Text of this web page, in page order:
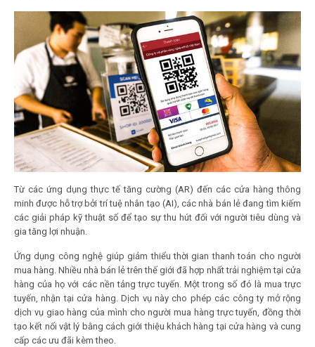
Từ các ứng dụng thực tế tăng cường (AR) đến các cửa hàng thông
minh được hỗ trợ bởi trí tuệ nhân tạo (AI), các nhà bán lẻ đang tìm kiếm
các giải pháp kỹ thuật số để tạo sự thu hút đối với người tiêu dùng và
gia tăng lợi nhuận.
Ứng dụng công nghệ giúp giảm thiểu thời gian thanh toán cho người
mua hàng. Nhiều nhà bán lẻ trên thế giới đã hợp nhất trải nghiệm tại cửa
hàng của họ với các nền tảng trực tuyến. Một trong số đó là mua trực
tuyến, nhận tại cửa hàng. Dịch vụ này cho phép các công ty mở rộng
dịch vụ giao hàng của mình cho người mua hàng trực tuyến, đồng thời
tạo kết nối vật lý bằng cách giới thiệu khách hàng tại cửa hàng và cung
cấp các ưu đãi kèm theo.